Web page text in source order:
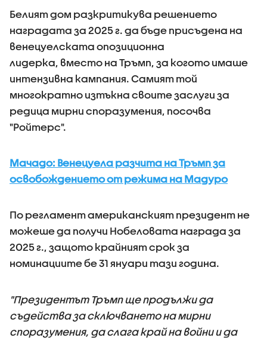
Белият дом разкритикува решението
наградата за 2025 г. да бъде присъдена на
венецуелската опозиционна
лидерка, вместо на Тръмп, за когото имаше
интензивна кампания. Самият той
многократно изтъкна своите заслуги за
редица мирни споразумения, посочва
"Ройтерс".
Мачадо: Венецуела разчита на Тръмп за
освобождението от режима на Мадуро
По регламент американският президент не
можеше да получи Нобеловата награда за
2025 г., защото крайният срок за
номинациите бе 31 януари тази година.
"Президентът Тръмп ще продължи да
съдейства за сключването на мирни
споразумения, да слага край на войни и да